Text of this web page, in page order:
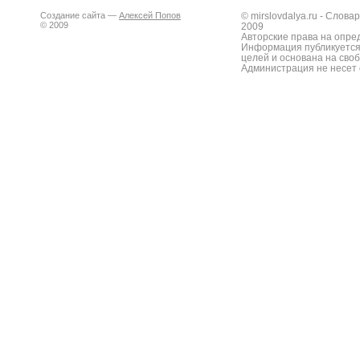
Создание сайта — Алексей Попов
© 2009
© mirslovdalya.ru -
2009
Авторские права на
Информация
целей и основана на
Администрация не несет